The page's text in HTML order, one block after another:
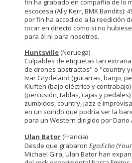
fin ha grabado en compañía de lo
escocesa (Ally Kerr, BMX Bandits):
por fin ha accedido a la reedición
tocar en directo como si no
para él ni para nosotros.
Huntsville (Noruega)
Culpables de etiquetas tan
de drones abstractos" o "country
Ivar Grydeland (guitarras, banjo,
Kluften (bajo eléctrico y
(percusión, tablas, cajas y
zumbidos, country, jazz e
en un sonido que podría ser la
para un Western dirigido por Dario
Ulan Bator (Francia)
Desde que grabaron Ego:Echo
Michael Gira, Ulan Bator han